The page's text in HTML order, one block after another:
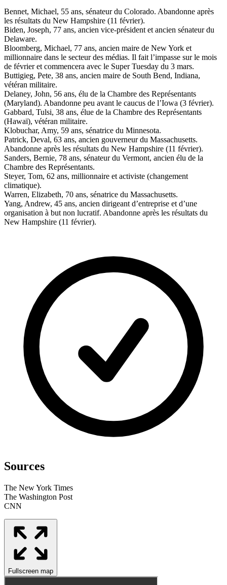
Bennet, Michael, 55 ans, sénateur du Colorado. Abandonne après
les résultats du New Hampshire (11 février).
Biden, Joseph, 77 ans, ancien vice-président et ancien sénateur du
Delaware.
Bloomberg, Michael, 77 ans, ancien maire de New York et
millionnaire dans le secteur des médias. Il fait l’impasse sur le mois
de février et commencera avec le Super Tuesday du 3 mars.
Buttigieg, Pete, 38 ans, ancien maire de South Bend, Indiana,
vétéran militaire.
Delaney, John, 56 ans, élu de la Chambre des Représentants
(Maryland). Abandonne peu avant le caucus de l’Iowa (3 février).
Gabbard, Tulsi, 38 ans, élue de la Chambre des Représentants
(Hawaï), vétéran militaire.
Klobuchar, Amy, 59 ans, sénatrice du Minnesota.
Patrick, Deval, 63 ans, ancien gouverneur du Massachusetts.
Abandonne après les résultats du New Hampshire (11 février).
Sanders, Bernie, 78 ans, sénateur du Vermont, ancien élu de la
Chambre des Représentants.
Steyer, Tom, 62 ans, millionnaire et activiste (changement
climatique).
Warren, Elizabeth, 70 ans, sénatrice du Massachusetts.
Yang, Andrew, 45 ans, ancien dirigeant d’entreprise et d’une
organisation à but non lucratif. Abandonne après les résultats du
New Hampshire (11 février).
Sources
The New York Times
The Washington Post
CNN
Fullscreen map